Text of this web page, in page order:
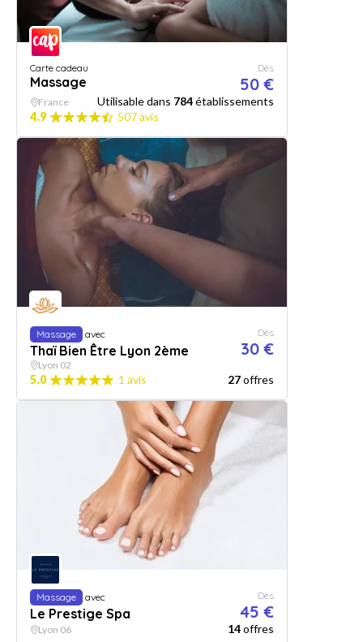
Carte cadeau
Massage
Dès
50 €
France Utilisable dans 784établissements
4.9
507 avis
Massage avec
Thaï Bien Être Lyon 2ème
Dès
30 €
Lyon 02
5.0 1 avis 27offres
Massage avec
Le Prestige Spa
Dès
45 €
Lyon 06 14offres